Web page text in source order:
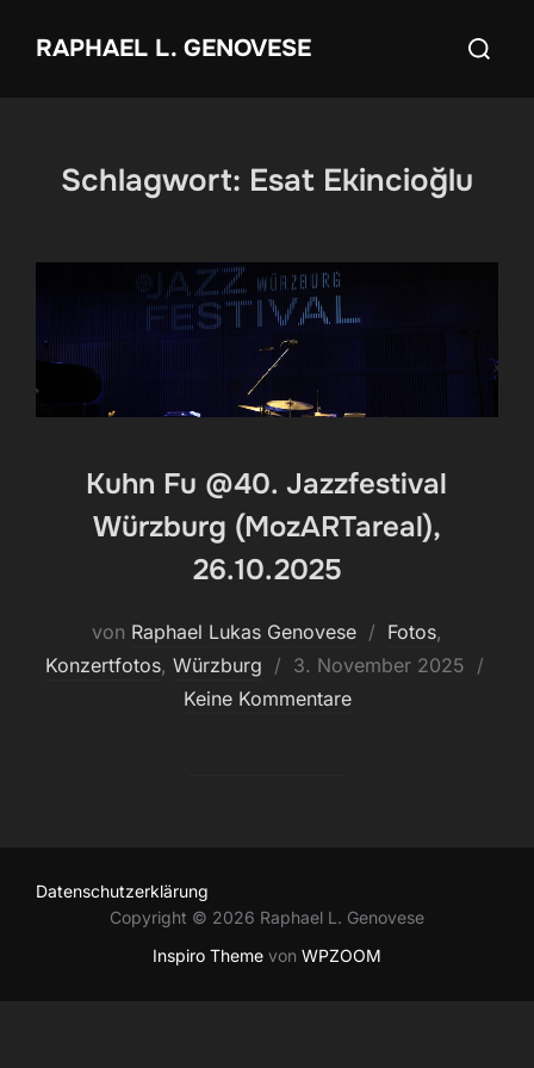
InhaltRAPHAEL L. GENOVESE
Suchen
Schlagwort: Esat Ekincioğlu
Kuhn Fu @40. Jazzfestival
Würzburg (MozARTareal),
26.10.2025
von Raphael Lukas Genovese Fotos,
Konzertfotos, Würzburg
Veröffentlicht
am
3. November 2025
Keine Kommentare
Datenschutzerklärung
Copyright © 2026 Raphael L. Genovese
Inspiro Theme von WPZOOM